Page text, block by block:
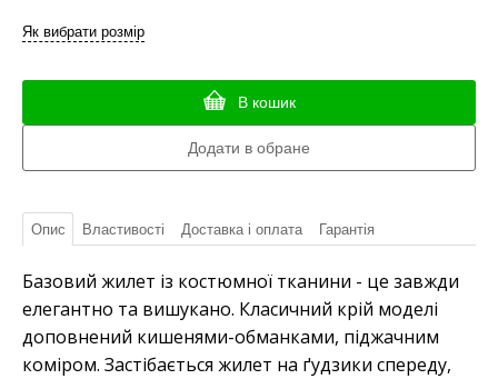
Як вибрати розмір
В кошик
Опис Властивості Доставка і оплата Гарантія
Базовий жилет із костюмної тканини - це завжди
елегантно та вишукано. Класичний крій моделі
доповнений кишенями-обманками, піджачним
коміром. Застібається жилет на ґудзики спереду,